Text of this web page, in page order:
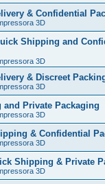
& Confidential
3D
Shipping and
3D
& Discreet
3D
Private Packaging
3D
& Confidential
3D
Shipping & Private
3D